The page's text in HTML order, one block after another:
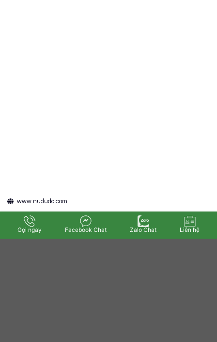
www.nududo.com
Địa chỉ 1: Ngõ 181 Nguyễn Trãi, Thanh Xuân, Hà Nội
Địa chỉ 2: Trung Nguyên, Yên Lạc, Vĩnh Phúc
+84 372 095 129
Gọi ngay Facebook Chat Zalo Chat Liên hệ